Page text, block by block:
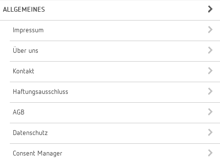
ALLGEMEINES
Impressum
Über uns
Kontakt
Haftungsausschluss
AGB
Datenschutz
Consent Manager